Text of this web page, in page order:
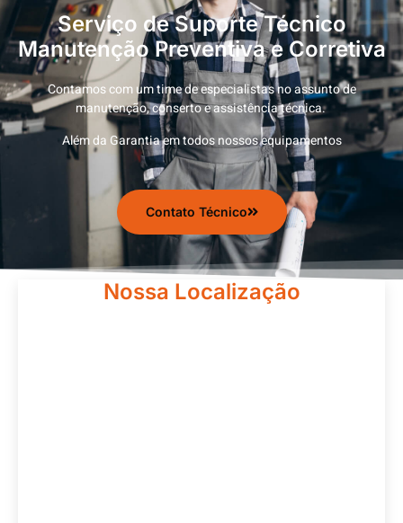
Serviço de Suporte Técnico
Manutenção Preventiva e Corretiva
Contamos com um time de especialistas no assunto de
manutenção, conserto e assistência técnica.
Além da Garantia em todos nossos equipamentos
Contato Técnico
Nossa Localização